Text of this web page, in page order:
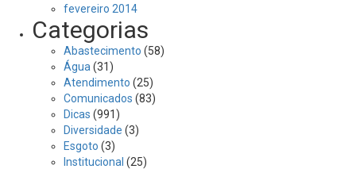
fevereiro 2014
Categorias
Abastecimento (58)
Água (31)
Atendimento (25)
Comunicados (83)
Dicas (991)
Diversidade (3)
Esgoto (3)
Institucional (25)